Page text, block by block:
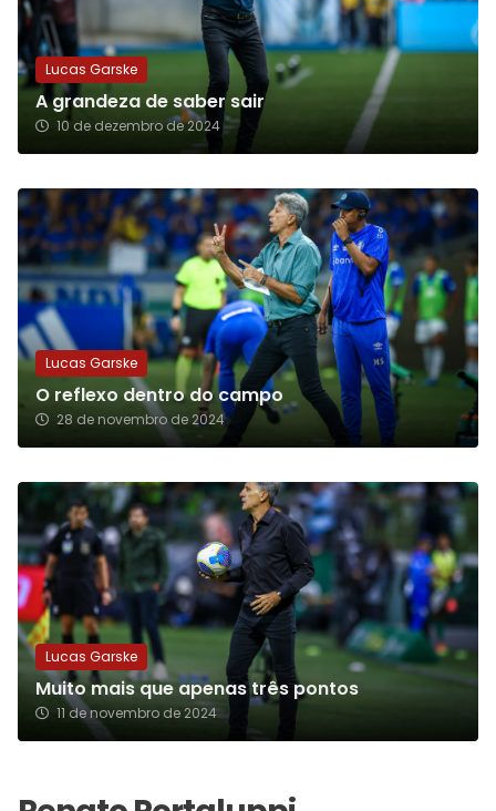
Lucas Garske
A grandeza de saber sair
10 de dezembro de 2024
Lucas Garske
O reflexo dentro do campo
28 de novembro de 2024
Lucas Garske
Muito mais que apenas três pontos
11 de novembro de 2024